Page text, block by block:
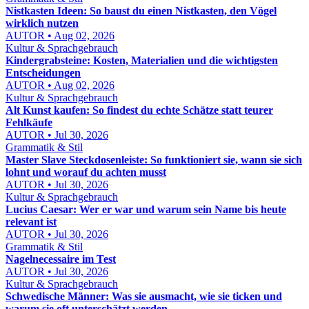
Nistkasten Ideen: So baust du einen Nistkasten, den Vögel
wirklich nutzen
AUTOR • Aug 02, 2026
Kultur & Sprachgebrauch
Kindergrabsteine: Kosten, Materialien und die wichtigsten
Entscheidungen
AUTOR • Aug 02, 2026
Kultur & Sprachgebrauch
Alt Kunst kaufen: So findest du echte Schätze statt teurer
Fehlkäufe
AUTOR • Jul 30, 2026
Grammatik & Stil
Master Slave Steckdosenleiste: So funktioniert sie, wann sie sich
lohnt und worauf du achten musst
AUTOR • Jul 30, 2026
Kultur & Sprachgebrauch
Lucius Caesar: Wer er war und warum sein Name bis heute
relevant ist
AUTOR • Jul 30, 2026
Grammatik & Stil
Nagelnecessaire im Test
AUTOR • Jul 30, 2026
Kultur & Sprachgebrauch
Schwedische Männer: Was sie ausmacht, wie sie ticken und